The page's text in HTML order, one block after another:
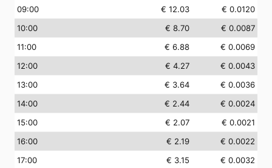
09:00 € 12.03
€ 0.0120
10:00 € 8.70
€ 0.0087
11:00 € 6.88
€ 0.0069
12:00 € 4.27
€ 0.0043
13:00 € 3.64
€ 0.0036
14:00 € 2.44
€ 0.0024
15:00 € 2.07
€ 0.0021
16:00 € 2.19
€ 0.0022
17:00 € 3.15
€ 0.0032